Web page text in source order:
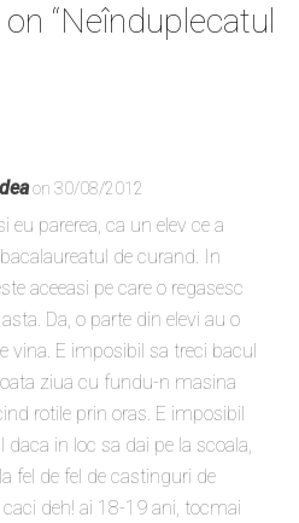
“Neînduplecatul
on 30/08/2012
eu parerea, ca un elev ce a
de curand. In
aceeasi pe care o regasesc
Da, o parte din elevi au o
vina. E imposibil sa treci bacul
ziua cu fundu-n masina
rotile prin oras. E imposibil
daca in loc sa dai pe la scoala,
fel de fel de castinguri de
deh! ai 18-19 ani, tocmai